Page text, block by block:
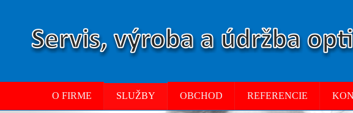
O FIRME SLUŽBY OBCHOD REFERENCIE